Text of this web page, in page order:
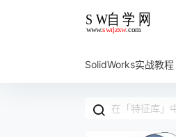
SolidWorks实战教程